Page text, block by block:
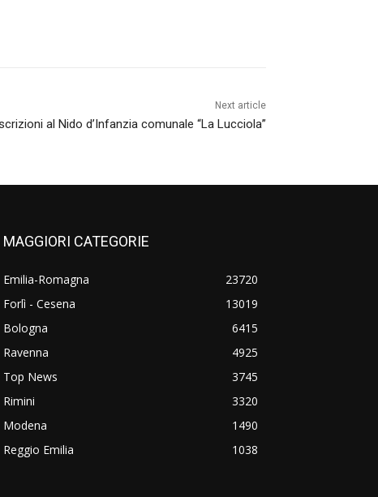
Next article
al Nido d’Infanzia comunale “La Lucciola”
MAGGIORI CATEGORIE
Emilia-Romagna
23720
Forlì - Cesena
13019
Bologna
6415
Ravenna
4925
Top News
3745
Rimini
3320
Modena
1490
Reggio Emilia
1038